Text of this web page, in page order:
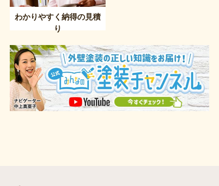
わかりやすく納得の見積
り